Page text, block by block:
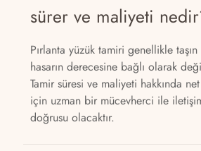
sürer ve maliyeti
Pırlanta yüzük tamiri genellikle
hasarın derecesine bağlı olarak
Tamir süresi ve maliyeti hakkında
için uzman bir mücevherci ile
doğrusu olacaktır.